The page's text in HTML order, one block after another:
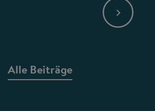
Alle Beiträge